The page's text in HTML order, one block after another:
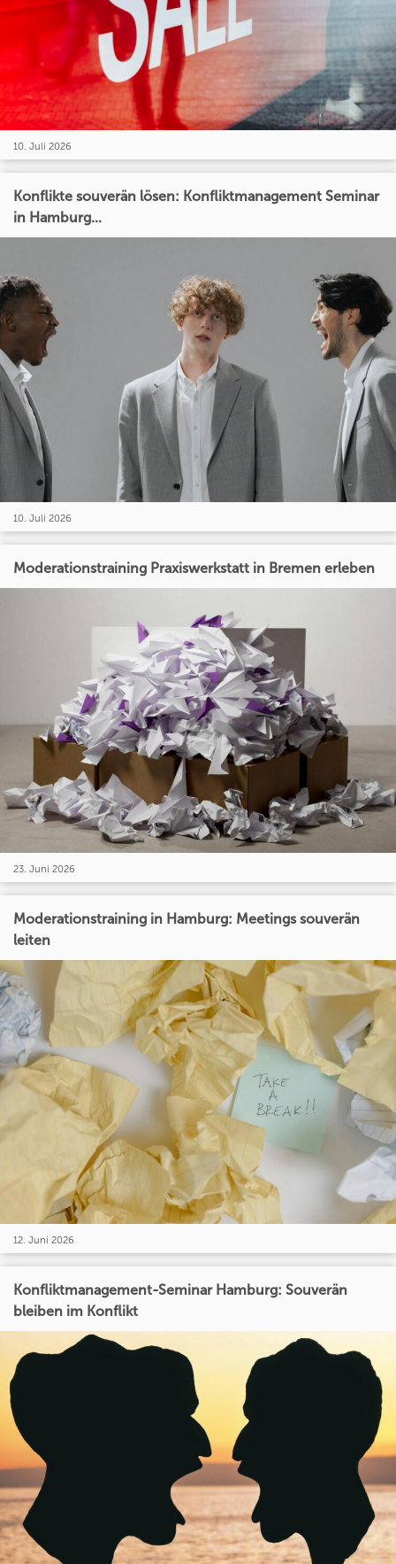
10. Juli 2026
Konflikte souverän lösen: Konfliktmanagement Seminar
in Hamburg...
10. Juli 2026
Moderationstraining Praxiswerkstatt in Bremen erleben
23. Juni 2026
Moderationstraining in Hamburg: Meetings souverän
leiten
12. Juni 2026
Konfliktmanagement-Seminar Hamburg: Souverän
bleiben im Konflikt